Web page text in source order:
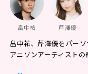
畠中祐 芹澤優
畠中祐、芹澤優をパー
アニソンアーティスト